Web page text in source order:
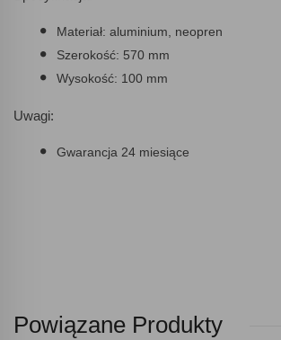
Materiał: aluminium, neopren
Szerokość: 570 mm
Wysokość: 100 mm
Uwagi:
Gwarancja 24 miesiące
Powiązane Produkty